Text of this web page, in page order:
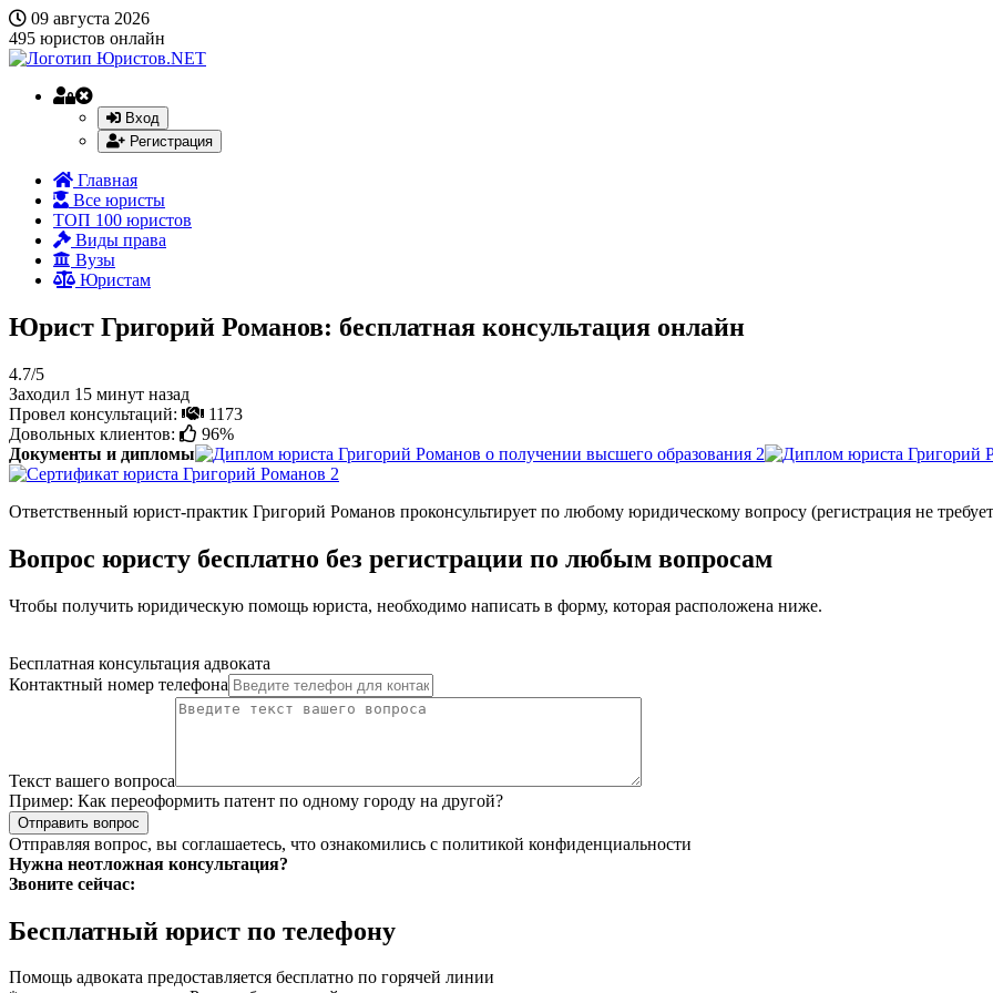
09 августа 2026
495 юристов онлайн
Вход
Регистрация
Главная
Все юристы
ТОП 100 юристов
Виды права
Вузы
Юристам
Юрист Григорий Романов: бесплатная консультация онлайн
4.7/5
Заходил 15 минут назад
Провел консультаций:
1173
Довольных клиентов:
96%
Документы и дипломы
Ответственный юрист-практик Григорий Романов проконсультирует по любому юридическому вопросу (регистрация не
Вопрос юристу бесплатно без регистрации по любым вопросам
Чтобы получить юридическую помощь юриста, необходимо написать в форму, которая расположена ниже.
Бесплатная консультация адвоката
Контактный номер телефона
Текст вашего вопроса
Пример: Как переоформить патент по одному городу на другой?
Отправить вопрос
Отправляя вопрос, вы соглашаетесь, что ознакомились с политикой конфиденциальности
Нужна неотложная консультация?
Звоните сейчас:
Бесплатный юрист по телефону
Помощь адвоката предоставляется бесплатно по горячей линии